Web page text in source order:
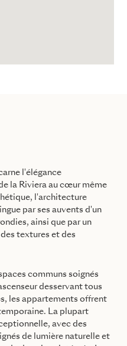
l'élégance
la Riviera au cœur même
l'architecture
par ses auvents d'un
ainsi que par un
textures et des
communs soignés
desservant tous
les appartements offrent
La plupart
avec des
de lumière naturelle et